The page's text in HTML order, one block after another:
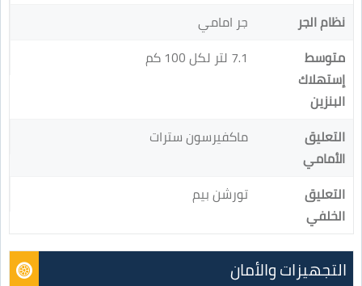
نظام الجر
جر امامي
متوسط
إستهلاك
البنزين
7.1 لتر لكل 100 كم
التعليق
الأمامي
ماكفيرسون سترات
التعليق
الخلفي
تورشن بيم
التجهيزات والأمان